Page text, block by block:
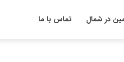
در شمال تماس با ما